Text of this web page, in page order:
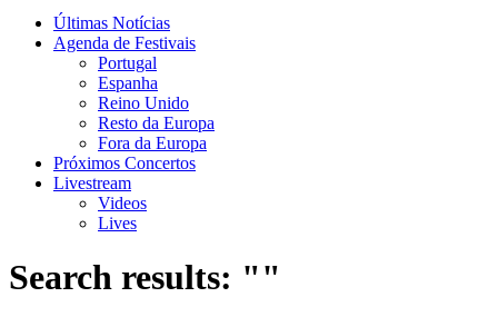
Últimas Notícias
Agenda de Festivais
Portugal
Espanha
Reino Unido
Resto da Europa
Fora da Europa
Próximos Concertos
Livestream
Videos
Lives
Search results: ""